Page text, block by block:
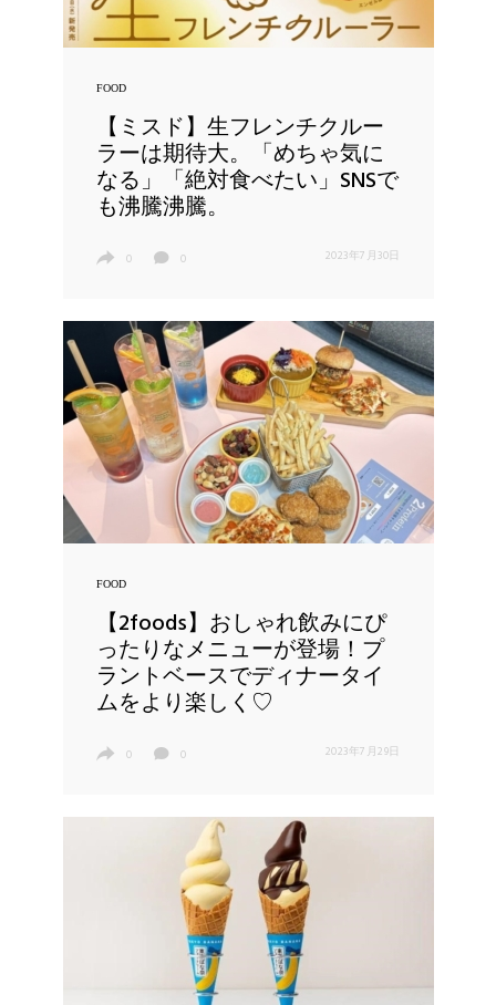
FOOD
【ミスド】生フレンチクルー
ラーは期待大。「めちゃ気に
なる」「絶対食べたい」SNSで
も沸騰沸騰。
0 0 2023年7月30日
FOOD
【2foods】おしゃれ飲みにぴ
ったりなメニューが登場！プ
ラントベースでディナータイ
ムをより楽しく♡
0 0 2023年7月29日